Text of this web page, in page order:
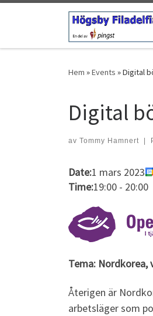
Hoppa till innehåll
Hem »Events »Digital
Digital
av Tommy Hamnert |
Date:1 mars 2023
Time:19:00 - 20:00
Tema:
Återigen är
arbetsläger som